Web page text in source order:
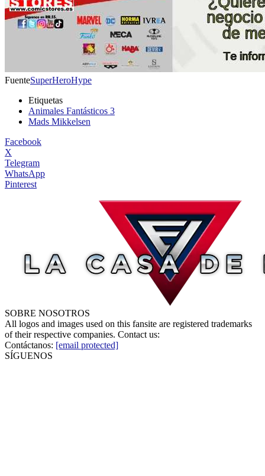
FuenteSuperHeroHype
Etiquetas
Animales Fantásticos 3
Mads Mikkelsen
Facebook
X
Telegram
WhatsApp
Pinterest
SOBRE NOSOTROS
All logos and images used on this fansite are registered trademarks
of their respective companies. Contact us:
Contáctanos: [email protected]
SÍGUENOS